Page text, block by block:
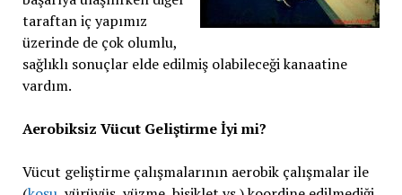
taraftan iç yapımız
üzerinde de çok olumlu,
sağlıklı sonuçlar elde edilmiş olabileceği kanaatine
vardım.
Aerobiksiz Vücut Geliştirme İyi mi?
Vücut geliştirme çalışmalarının aerobik çalışmalar ile